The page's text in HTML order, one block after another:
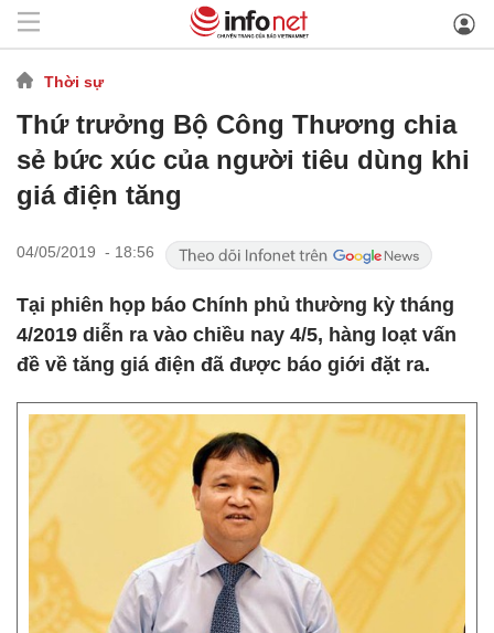
Thời sự
Thứ trưởng Bộ Công Thương chia
sẻ bức xúc của người tiêu dùng khi
giá điện tăng
04/05/2019 - 18:56
Tại phiên họp báo Chính phủ thường kỳ tháng
4/2019 diễn ra vào chiều nay 4/5, hàng loạt vấn
đề về tăng giá điện đã được báo giới đặt ra.